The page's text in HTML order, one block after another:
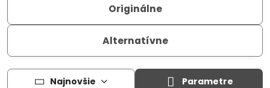
Originálne
Alternatívne
Najnovšie Parametre